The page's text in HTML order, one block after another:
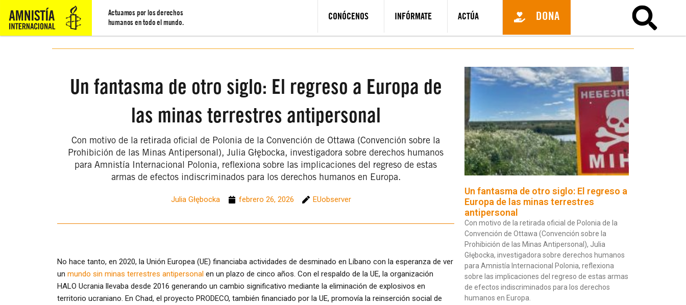
Actuamos por los derechos
humanos en todo el mundo.
CONÓCENOS INFÓRMATE ACTÚA DONA
Un fantasma de otro siglo: El regreso a Europa de
las minas terrestres antipersonal
Con motivo de la retirada oficial de Polonia de la Convención de Ottawa (Convención sobre la
Prohibición de las Minas Antipersonal), Julia Głębocka, investigadora sobre derechos humanos
para Amnistía Internacional Polonia, reflexiona sobre las implicaciones del regreso de estas
armas de efectos indiscriminados para los derechos humanos en Europa.
Julia Głębocka febrero 26, 2026 EUobserver
No hace tanto, en 2020, la Unión Europea (UE) financiaba actividades de desminado en Líbano con la esperanza de ver
un mundo sin minas terrestres antipersonal en un plazo de cinco años. Con el respaldo de la UE, la organización
HALO Ucrania llevaba desde 2016 generando un cambio significativo mediante la eliminación de explosivos en
territorio ucraniano. En Chad, el proyecto PRODECO, también financiado por la UE, promovía la reinserción social de
Un fantasma de otro siglo: El regreso a
Europa de las minas terrestres
antipersonal
Con motivo de la retirada oficial de Polonia de la
Convención de Ottawa (Convención sobre la
Prohibición de las Minas Antipersonal), Julia
Głębocka, investigadora sobre derechos humanos
para Amnistía Internacional Polonia, reflexiona
sobre las implicaciones del regreso de estas armas
de efectos indiscriminados para los derechos
humanos en Europa.